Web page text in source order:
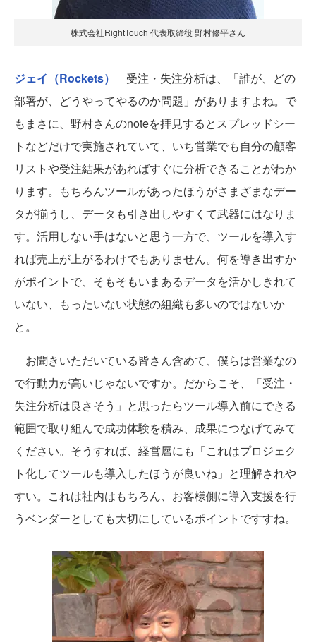
株式会社RightTouch 代表取締役 野村修平さん
ジェイ（Rockets）
受注・失注分析は、「誰が、どの
部署が、どうやってやるのか問題」がありますよね。で
もまさに、野村さんのnoteを拝見するとスプレッドシー
トなどだけで実施されていて、いち営業でも自分の顧客
リストや受注結果があればすぐに分析できることがわか
ります。もちろんツールがあったほうがさまざまなデー
タが揃うし、データも引き出しやすくて武器にはなりま
す。活用しない手はないと思う一方で、ツールを導入す
れば売上が上がるわけでもありません。何を導き出すか
がポイントで、そもそもいまあるデータを活かしきれて
いない、もったいない状態の組織も多いのではないか
と。
お聞きいただいている皆さん含めて、僕らは営業なの
で行動力が高いじゃないですか。だからこそ、「受注・
失注分析は良さそう」と思ったらツール導入前にできる
範囲で取り組んで成功体験を積み、成果につなげてみて
ください。そうすれば、経営層にも「これはプロジェク
ト化してツールも導入したほうが良いね」と理解されや
すい。これは社内はもちろん、お客様側に導入支援を行
うベンダーとしても大切にしているポイントですすね。